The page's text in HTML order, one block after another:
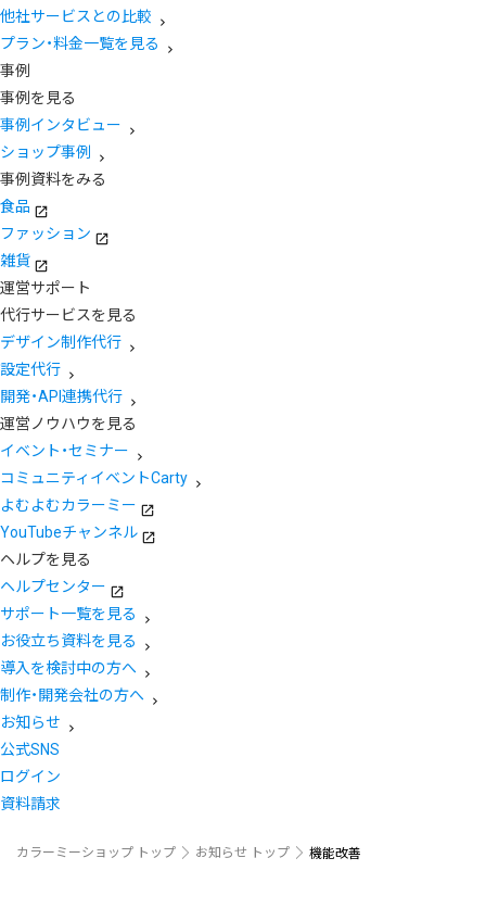
他社サービスとの比較
プラン・料金一覧を見る
事例
事例を見る
事例インタビュー
ショップ事例
事例資料をみる
食品
ファッション
雑貨
運営サポート
代行サービスを見る
デザイン制作代行
設定代行
開発・API連携代行
運営ノウハウを見る
イベント・セミナー
コミュニティイベントCarty
よむよむカラーミー
YouTubeチャンネル
ヘルプを見る
ヘルプセンター
サポート一覧を見る
お役立ち資料を見る
導入を検討中の方へ
制作・開発会社の方へ
お知らせ
公式SNS
ログイン
資料請求
カラーミーショップ トップ お知らせ トップ 機能改善